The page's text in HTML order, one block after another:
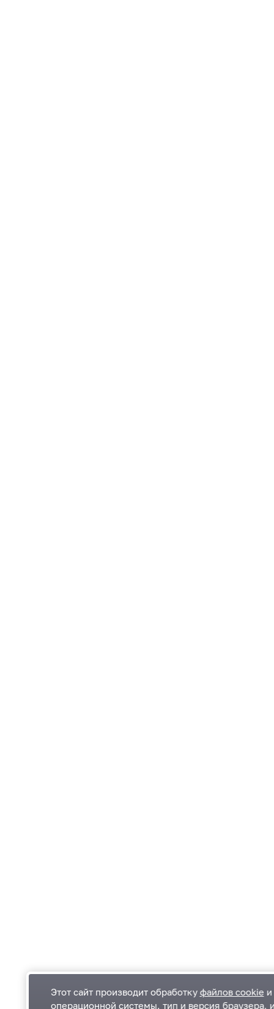
Этот сайт производит обработку файлов cookie
операционной системы, тип и версия браузера,